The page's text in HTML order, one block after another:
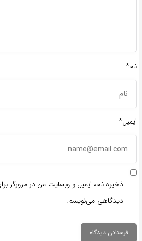
نام*
ایمیل*
ذخیره نام، ایمیل و وبسایت من در مرورگر
دیدگاهی می‌نویسم.